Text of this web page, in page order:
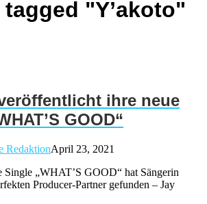
"Y’akoto"
ihre neue
GOOD“
RedaktionApril 23, 2021
Single „WHAT’S GOOD“ hat Sängerin
Producer-Partner gefunden – Jay